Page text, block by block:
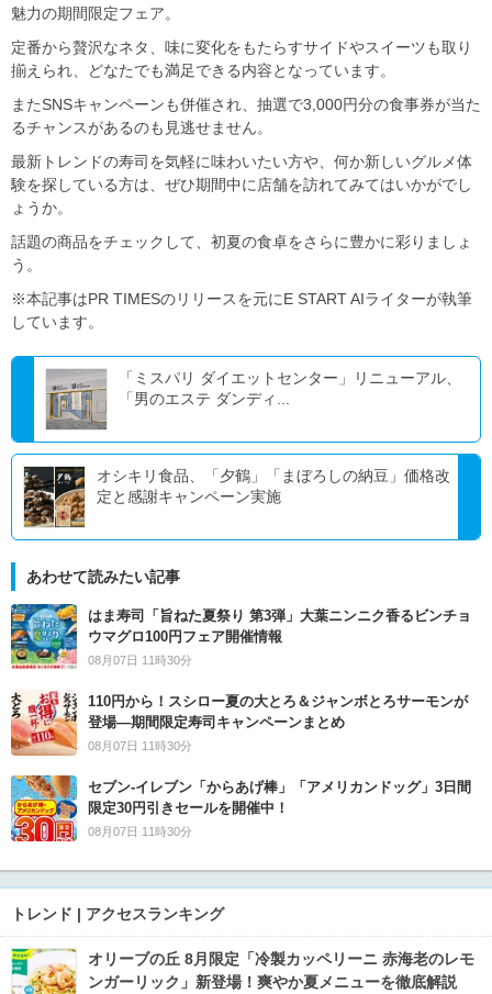
魅力の期間限定フェア。
定番から贅沢なネタ、味に変化をもたらすサイドやスイーツも取り
揃えられ、どなたでも満足できる内容となっています。
またSNSキャンペーンも併催され、抽選で3,000円分の食事券が当た
るチャンスがあるのも見逃せません。
最新トレンドの寿司を気軽に味わいたい方や、何か新しいグルメ体
験を探している方は、ぜひ期間中に店舗を訪れてみてはいかがでし
ょうか。
話題の商品をチェックして、初夏の食卓をさらに豊かに彩りましょ
う。
※本記事はPR TIMESのリリースを元にE START AIライターが執筆
しています。
「ミスパリ ダイエットセンター」リニューアル、
「男のエステ ダンディ...
オシキリ食品、「夕鶴」「まぼろしの納豆」価格改
定と感謝キャンペーン実施
あわせて読みたい記事
はま寿司「旨ねた夏祭り 第3弾」大葉ニンニク香るビンチョ
ウマグロ100円フェア開催情報
08月07日 11時30分
110円から！スシロー夏の大とろ＆ジャンボとろサーモンが
登場―期間限定寿司キャンペーンまとめ
08月07日 11時30分
セブン‐イレブン「からあげ棒」「アメリカンドッグ」3日間
限定30円引きセールを開催中！
08月07日 11時30分
トレンド | アクセスランキング
オリーブの丘 8月限定「冷製カッペリーニ 赤海老のレモ
ンガーリック」新登場！爽やか夏メニューを徹底解説